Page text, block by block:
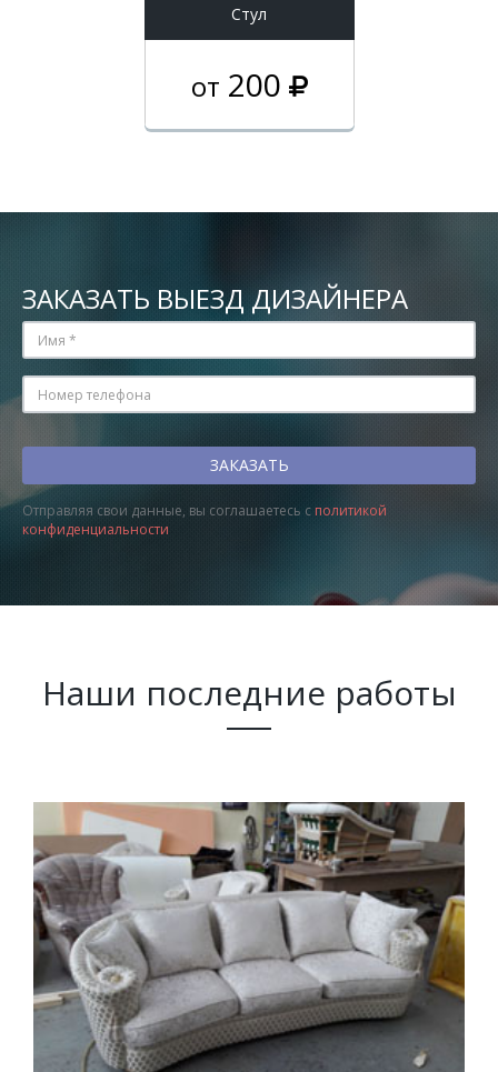
Стул
от 200
ЗАКАЗАТЬ ВЫЕЗД ДИЗАЙНЕРА
Отправляя свои данные, вы соглашаетесь с политикой
конфиденциальности
Наши последние работы